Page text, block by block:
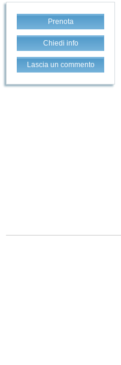
Prenota
Chiedi info
Lascia un commento